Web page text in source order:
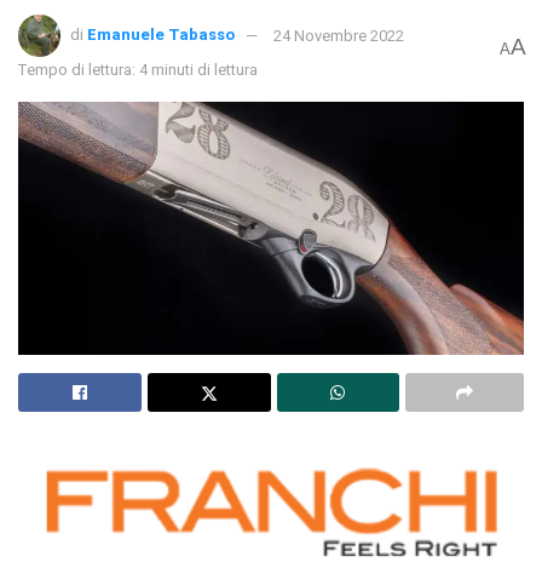
di Emanuele Tabasso
24 Novembre 2022
Tempo di lettura: 4 minuti di lettura
AA